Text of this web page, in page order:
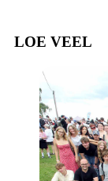
LOE VEEL